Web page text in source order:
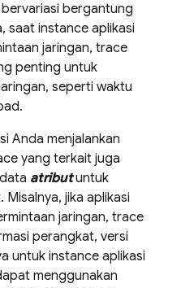
bergantung
saat instance aplikasi
jaringan, trace
penting untuk
seperti waktu
Anda menjalankan
yang terkait juga
atributuntuk
jika aplikasi
jaringan, trace
perangkat, versi
untuk instance aplikasi
menggunakan